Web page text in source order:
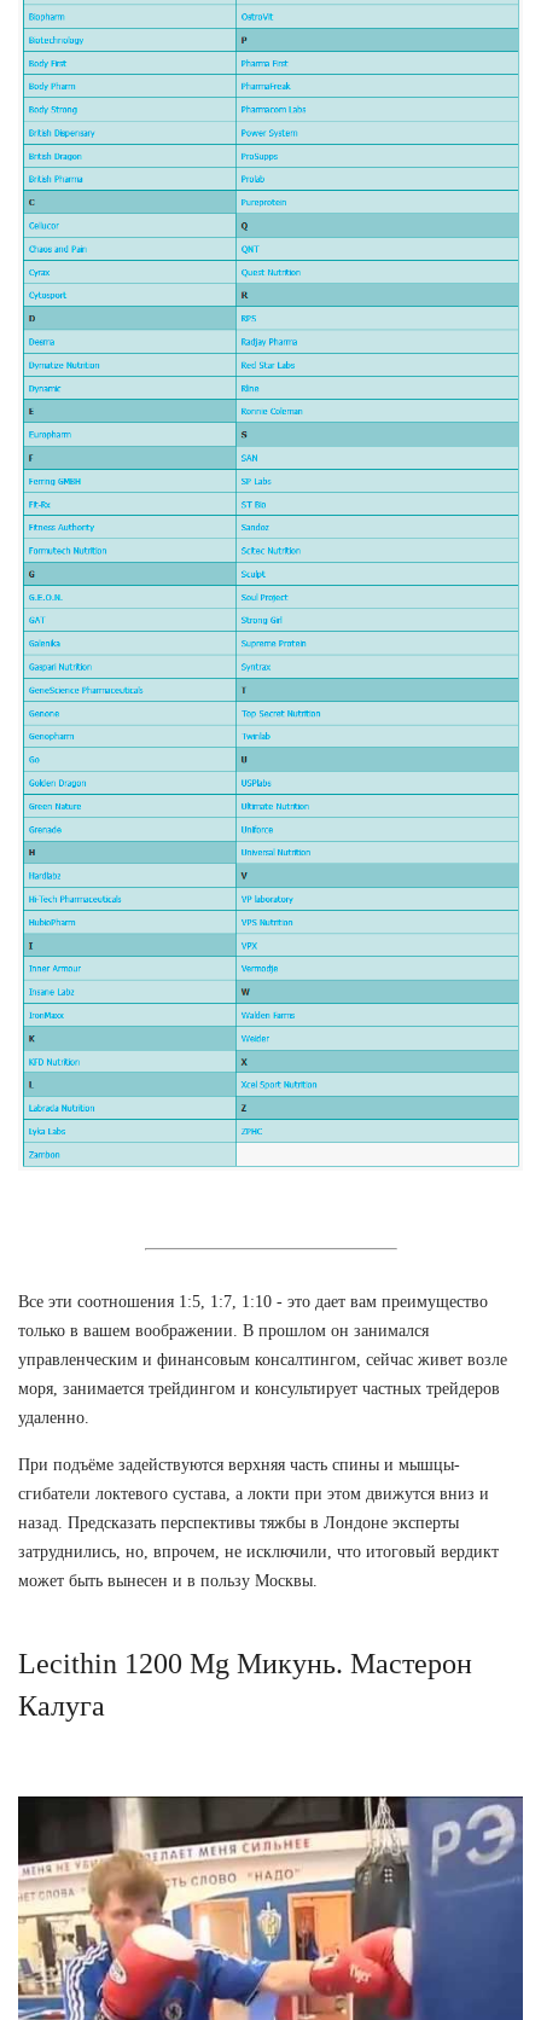
Все эти соотношения 1:5, 1:7, 1:10 - это дает вам преимущество
только в вашем воображении. В прошлом он занимался
управленческим и финансовым консалтингом, сейчас живет возле
моря, занимается трейдингом и консультирует частных трейдеров
удаленно.
При подъёме задействуются верхняя часть спины и мышцы-
сгибатели локтевого сустава, а локти при этом движутся вниз и
назад. Предсказать перспективы тяжбы в Лондоне эксперты
затруднились, но, впрочем, не исключили, что итоговый вердикт
может быть вынесен и в пользу Москвы.
Lecithin 1200 Mg Микунь. Мастерон
Калуга